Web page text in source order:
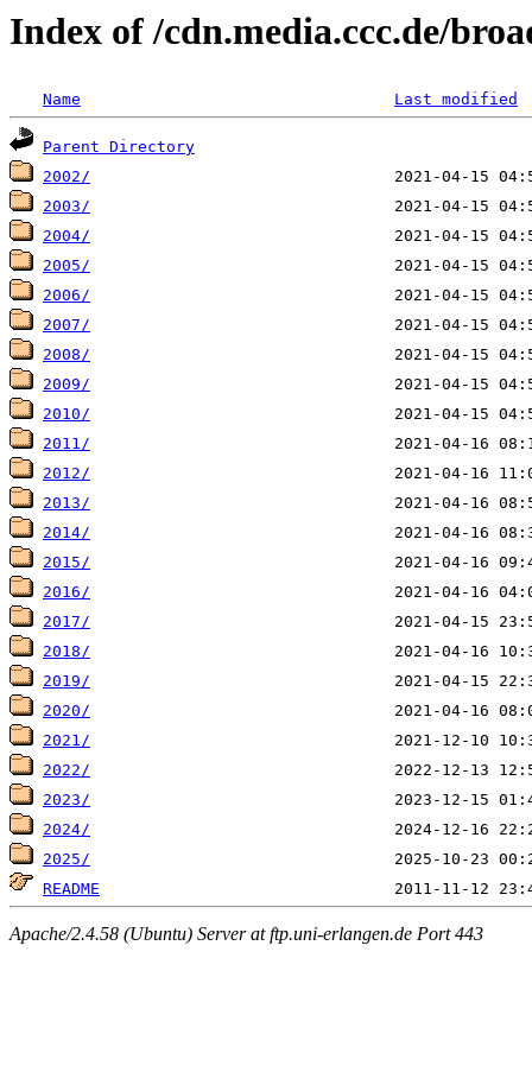
Index of /cdn.media.ccc.de/
Name Last modified
Parent Directory
2002/
2003/
2004/
2005/
2006/
2007/
2008/
2009/
2010/
2011/
2012/
2013/
2014/
2015/
2016/
2017/
2018/
2019/
2020/
2021/
2022/
2023/
2024/
2025/
README
Apache/2.4.58 (Ubuntu) Server at ftp.uni-erlangen.de Port 443